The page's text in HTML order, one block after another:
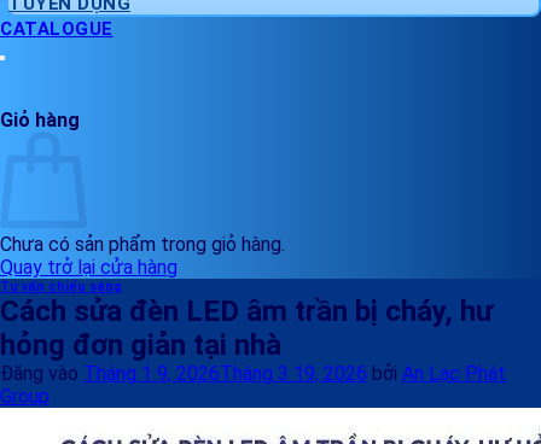
CATALOGUE
Giỏ hàng
Chưa có sản phẩm trong giỏ hàng.
Quay trở lại cửa hàng
Tư vấn chiếu sáng
Cách sửa đèn LED âm trần bị cháy, hư
hỏng đơn giản tại nhà
Đăng vào Tháng 1 9, 2026Tháng 3 19, 2026 bởi An Lạc Phát
Group